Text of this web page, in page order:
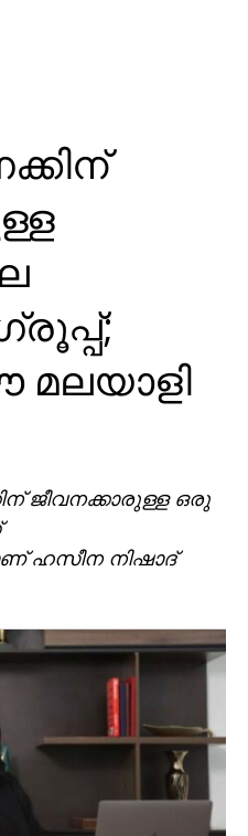
മലയാളി
ജീവനക്കാരുള്ള ഒരു
ഹസീന നിഷാദ്